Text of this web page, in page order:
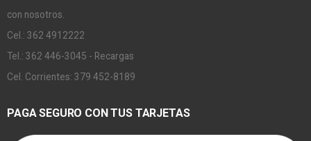
con nosotros.
Cel.: 362 4912222
Tel.: 362 446-3045 - Recargas
Cel. Corrientes: 379 452-8189
PAGA SEGURO CON TUS TARJETAS